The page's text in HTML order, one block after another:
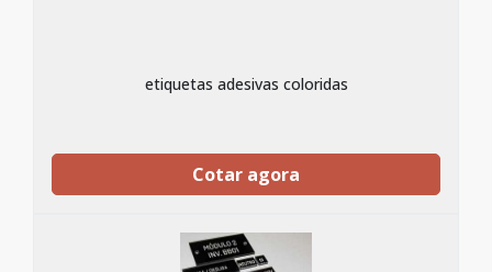
etiquetas adesivas coloridas
Cotar agora